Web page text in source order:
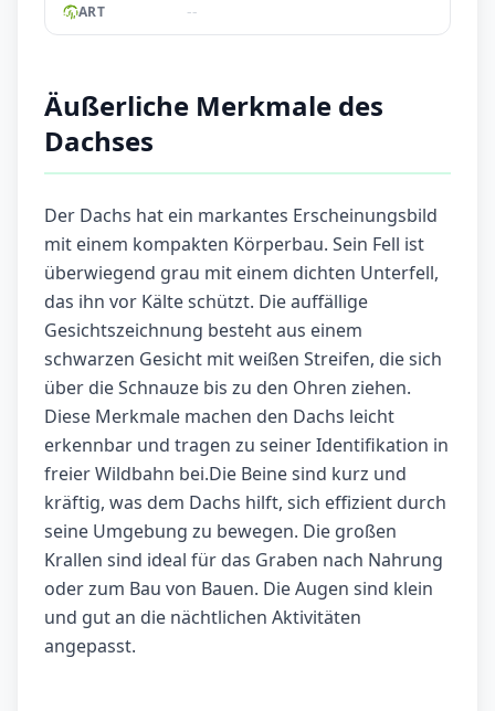
ART --
Äußerliche Merkmale des
Dachses
Der Dachs hat ein markantes Erscheinungsbild
mit einem kompakten Körperbau. Sein Fell ist
überwiegend grau mit einem dichten Unterfell,
das ihn vor Kälte schützt. Die auffällige
Gesichtszeichnung besteht aus einem
schwarzen Gesicht mit weißen Streifen, die sich
über die Schnauze bis zu den Ohren ziehen.
Diese Merkmale machen den Dachs leicht
erkennbar und tragen zu seiner Identifikation in
freier Wildbahn bei.Die Beine sind kurz und
kräftig, was dem Dachs hilft, sich effizient durch
seine Umgebung zu bewegen. Die großen
Krallen sind ideal für das Graben nach Nahrung
oder zum Bau von Bauen. Die Augen sind klein
und gut an die nächtlichen Aktivitäten
angepasst.